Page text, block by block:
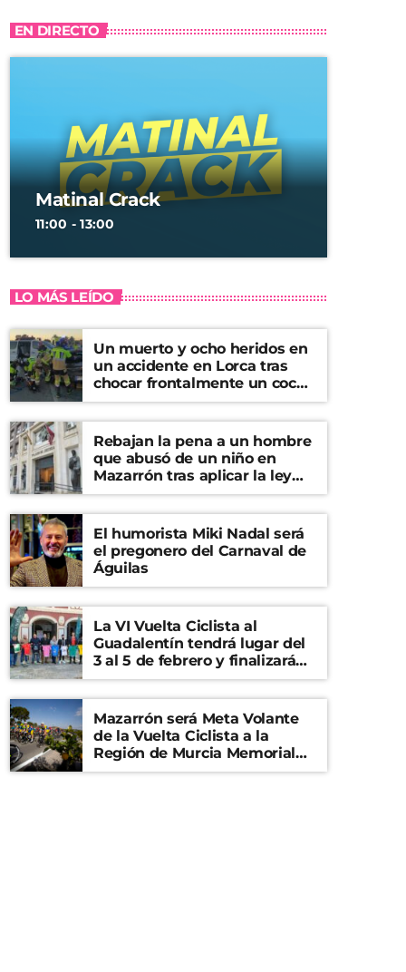
EN DIRECTO
Matinal Crack
11:00 - 13:00
LO MÁS LEÍDO
Un muerto y ocho heridos en
un accidente en Lorca tras
chocar frontalmente un coche
y una furgoneta
Rebajan la pena a un hombre
que abusó de un niño en
Mazarrón tras aplicar la ley
del ‘solo sí es sí’
El humorista Miki Nadal será
el pregonero del Carnaval de
Águilas
La VI Vuelta Ciclista al
Guadalentín tendrá lugar del
3 al 5 de febrero y finalizará
en el Castillo de Lorca
Mazarrón será Meta Volante
de la Vuelta Ciclista a la
Región de Murcia Memorial
Mariano Rojas